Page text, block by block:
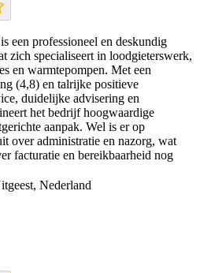
een professioneel en deskundig
zich specialiseert in loodgieterswerk,
en warmtepompen. Met een
(4,8) en talrijke positieve
duidelijke advisering en
het bedrijf hoogwaardige
aanpak. Wel is er op
over administratie en nazorg, wat
facturatie en bereikbaarheid nog
Nederland